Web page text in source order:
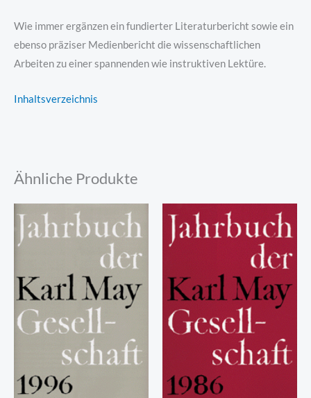
Wie immer ergänzen ein fundierter Literaturbericht sowie ein
ebenso präziser Medienbericht die wissenschaftlichen
Arbeiten zu einer spannenden wie instruktiven Lektüre.
Inhaltsverzeichnis
Ähnliche Produkte